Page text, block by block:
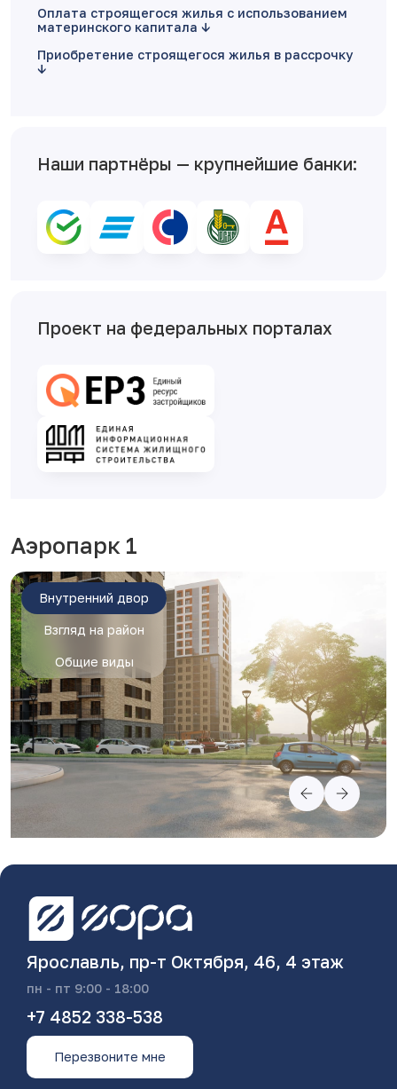
Оплата строящегося жилья с использованием
материнского капитала
Приобретение строящегося жилья в рассрочку
Наши партнёры — крупнейшие банки:
Проект на федеральных порталах
Аэропарк 1
Внутренний двор
Взгляд на район
Общие виды
Ярославль, пр-т Октября, 46, 4 этаж
пн - пт 9:00 - 18:00
+7 4852 338-538
Перезвоните мне